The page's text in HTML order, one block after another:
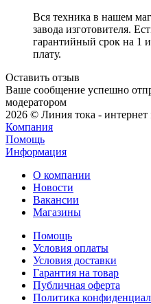
Вся техника в нашем
завода изготовителя.
гарантийный срок на 1
плату.
Оставить отзыв
Ваше сообщение успешно
модератором
2026 © Линия тока - интернет
Компания
Помощь
Информация
О компании
Новости
Вакансии
Магазины
Помощь
Условия оплаты
Условия доставки
Гарантия на товар
Публичная оферта
Политика